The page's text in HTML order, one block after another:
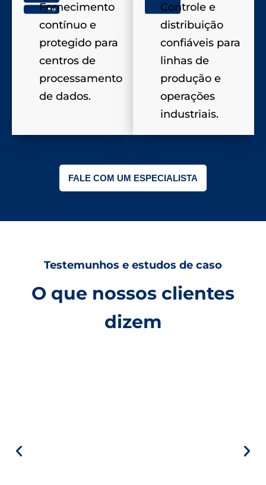
Fornecimento
contínuo e
protegido para
centros de
processamento
de dados.
Controle e
distribuição
confiáveis para
linhas de
produção e
operações
industriais.
FALE COM UM ESPECIALISTA
Testemunhos e estudos de caso
O que nossos clientes
dizem